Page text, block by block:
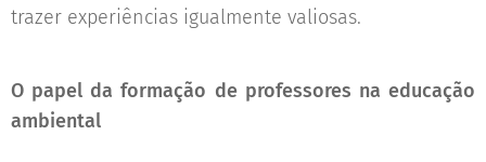
trazer experiências igualmente valiosas.
O papel da formação de professores na educação
ambiental